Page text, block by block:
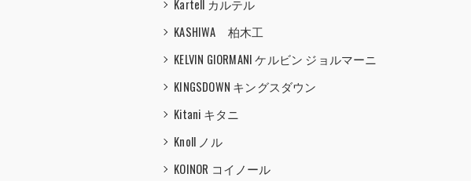
Kartell カルテル
KASHIWA 柏木工
KELVIN GIORMANI ケルビン ジョルマーニ
KINGSDOWN キングスダウン
Kitani キタニ
Knoll ノル
KOINOR コイノール